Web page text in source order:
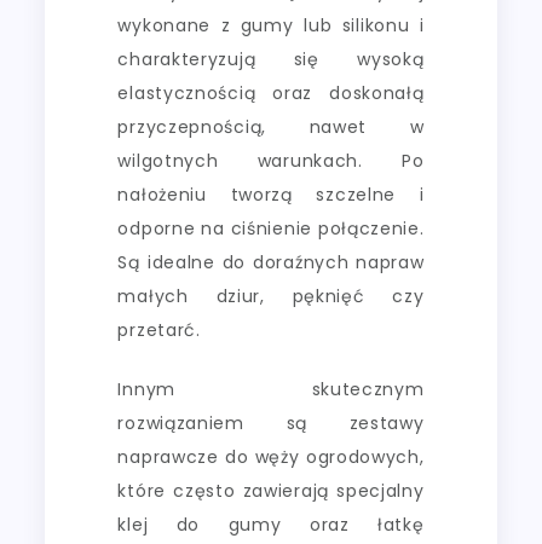
wykonane z gumy lub silikonu i
charakteryzują się wysoką
elastycznością oraz doskonałą
przyczepnością, nawet w
wilgotnych warunkach. Po
nałożeniu tworzą szczelne i
odporne na ciśnienie połączenie.
Są idealne do doraźnych napraw
małych dziur, pęknięć czy
przetarć.
Innym skutecznym
rozwiązaniem są zestawy
naprawcze do węży ogrodowych,
które często zawierają specjalny
klej do gumy oraz łatkę